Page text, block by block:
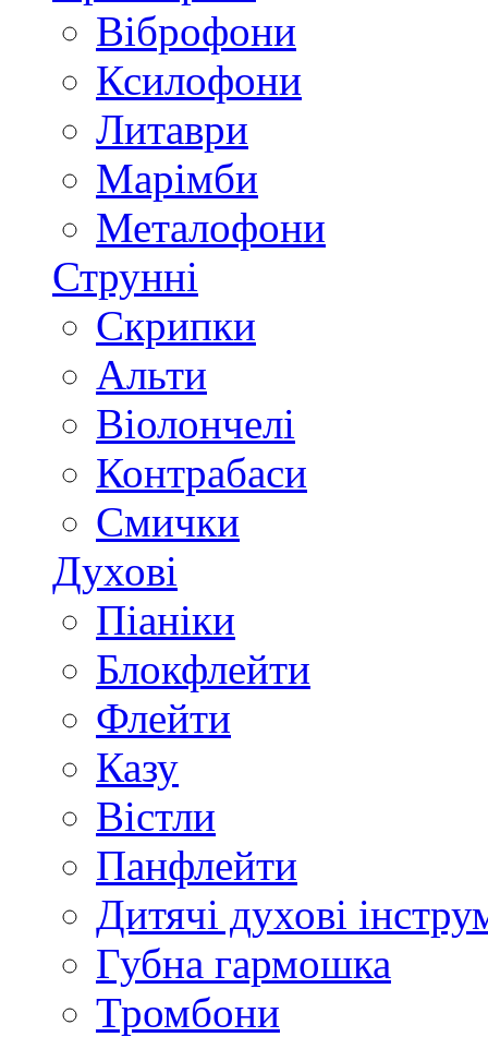
Віброфони
Ксилофони
Литаври
Марімби
Металофони
Струнні
Скрипки
Альти
Віолончелі
Контрабаси
Смички
Духові
Піаніки
Блокфлейти
Флейти
Казу
Вістли
Панфлейти
Дитячі духові
Губна гармошка
Тромбони